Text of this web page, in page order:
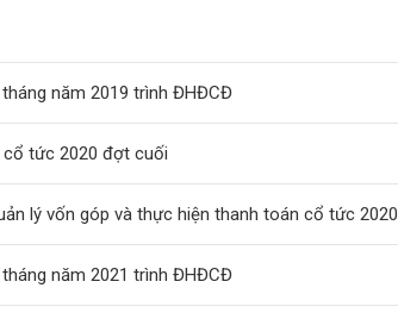
năm 2019 trình ĐHĐCĐ
tức 2020 đợt cuối
lý vốn góp và thực hiện thanh toán cổ tức 2020
năm 2021 trình ĐHĐCĐ